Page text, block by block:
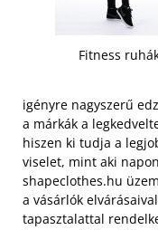
Fitness
igényre nagyszerű
a márkák a
hiszen ki tudja a
viselet, mint aki
shapeclothes.hu
a vásárlók
tapasztalattal